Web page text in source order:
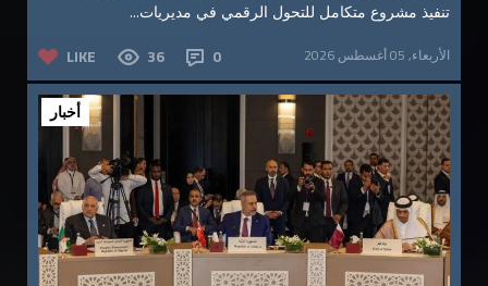
تنفيذ مشروع متكامل للتحول الرقمي في مديريات...
LIKE 36 0 الأربعاء, 05 أغسطس 2026
أخبار